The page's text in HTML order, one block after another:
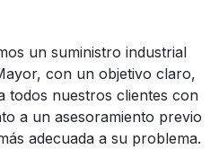
un suministro industrial
con un objetivo claro,
todos nuestros clientes con
a un asesoramiento previo
adecuada a su problema.